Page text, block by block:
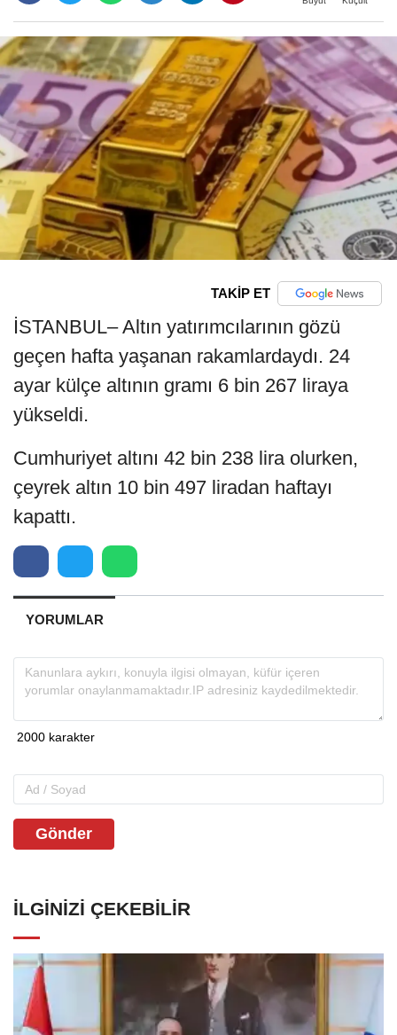
TAKİP ET
İSTANBUL– Altın yatırımcılarının gözü
geçen hafta yaşanan rakamlardaydı. 24
ayar külçe altının gramı 6 bin 267 liraya
yükseldi.
Cumhuriyet altını 42 bin 238 lira olurken,
çeyrek altın 10 bin 497 liradan haftayı
kapattı.
YORUMLAR
Gönder
İLGINIZI ÇEKEBILIR